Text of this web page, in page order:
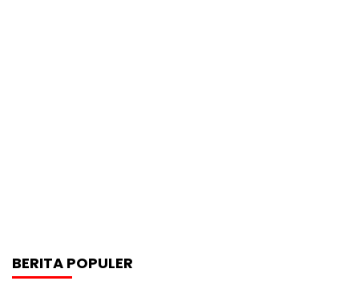
BERITA POPULER